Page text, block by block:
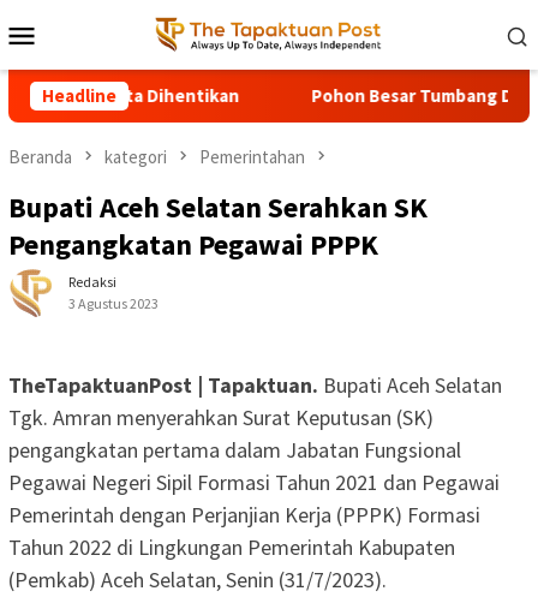
ke
kontenMobile
Headline
Diminta Dihentikan Pohon Besar Tumbang
Beranda kategori Pemerintahan
Bupati Aceh Selatan Serahkan SK
Pengangkatan Pegawai PPPK
Redaksi
3 Agustus 2023
TheTapaktuanPost | Tapaktuan. Bupati Aceh Selatan
Tgk. Amran menyerahkan Surat Keputusan (SK)
pengangkatan pertama dalam Jabatan Fungsional
Pegawai Negeri Sipil Formasi Tahun 2021 dan Pegawai
Pemerintah dengan Perjanjian Kerja (PPPK) Formasi
Tahun 2022 di Lingkungan Pemerintah Kabupaten
(Pemkab) Aceh Selatan, Senin (31/7/2023).